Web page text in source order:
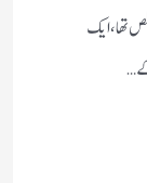
تھا،ایک